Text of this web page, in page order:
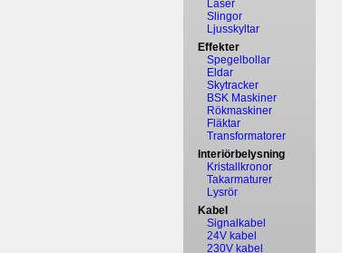
Laser
Slingor
Ljusskyltar
Effekter
Spegelbollar
Eldar
Skytracker
BSK Maskiner
Rökmaskiner
Fläktar
Transformatorer
Interiörbelysning
Kristallkronor
Takarmaturer
Lysrör
Kabel
Signalkabel
24V kabel
230V kabel